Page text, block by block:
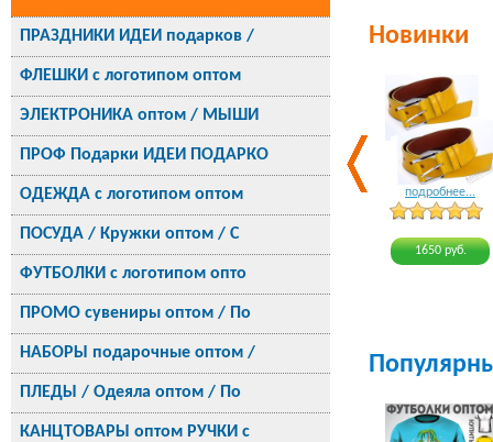
ПРАЗДНИКИ ИДЕИ подарков /
ФЛЕШКИ с логотипом оптом
ЭЛЕКТРОНИКА оптом / МЫШИ
ПРОФ Подарки ИДЕИ ПОДАРКО
ОДЕЖДА с логотипом оптом
ПОСУДА / Кружки оптом / С
ФУТБОЛКИ с логотипом опто
ПРОМО сувениры оптом / По
НАБОРЫ подарочные оптом /
ПЛЕДЫ / Одеяла оптом / По
КАНЦТОВАРЫ оптом РУЧКИ с
Новинки
подробнее...
1650 руб.